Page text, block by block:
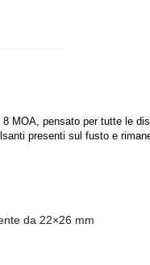
MOA, pensato per tutte le
presenti sul fusto e
da 22×26 mm